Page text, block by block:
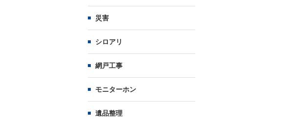
災害
シロアリ
網戸工事
モニターホン
遺品整理